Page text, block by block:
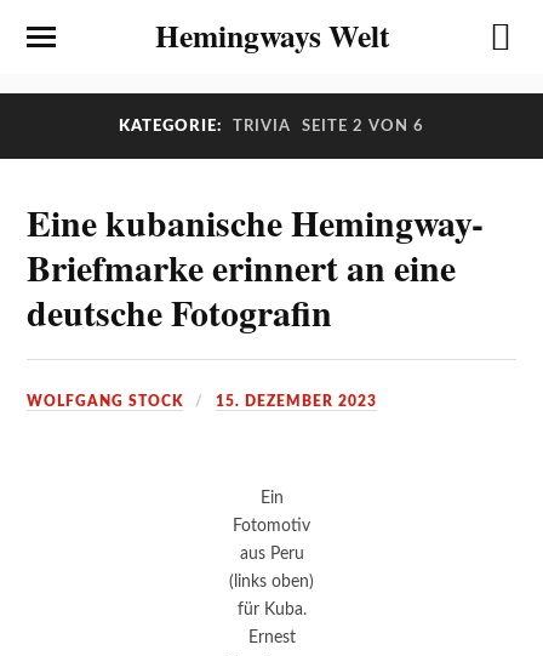
Hemingways Welt
KATEGORIE: TRIVIA SEITE 2 VON 6
Eine kubanische Hemingway-
Briefmarke erinnert an eine
deutsche Fotografin
WOLFGANG STOCK 15. DEZEMBER 2023
Ein
Fotomotiv
aus Peru
(links oben)
für Kuba.
Ernest